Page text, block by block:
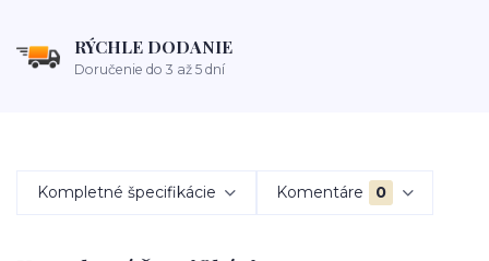
RÝCHLE DODANIE
Doručenie do 3 až 5 dní
Kompletné špecifikácie Komentáre 0